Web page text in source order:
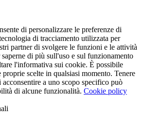
di personalizzare le preferenze di
di tracciamento utilizzata per
partner di svolgere le funzioni e le attività
di più sull'uso e sul funzionamento
l'informativa sui cookie. È possibile
scelte in qualsiasi momento. Tenere
a uno scopo specifico può
di alcune funzionalità. Cookie policy